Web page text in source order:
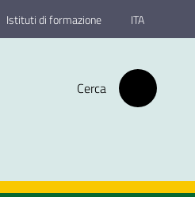
Istituti di formazione ITA
Cerca